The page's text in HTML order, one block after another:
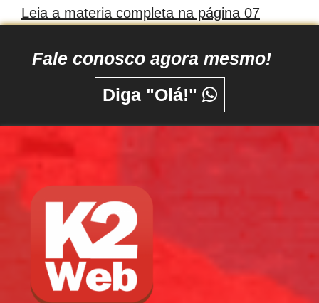
Leia a materia completa na página 07
Fale conosco agora mesmo!
Diga "Olá!"